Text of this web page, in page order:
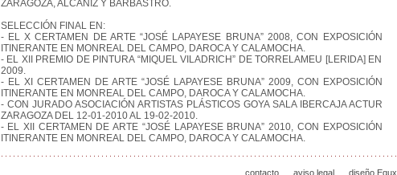
ZARAGOZA, ALCAÑIZ Y BARBASTRO.
SELECCIÓN FINAL EN:
- EL X CERTAMEN DE ARTE “JOSÉ LAPAYESE BRUNA” 2008, CON EXPOSICIÓN
ITINERANTE EN MONREAL DEL CAMPO, DAROCA Y CALAMOCHA.
- EL XII PREMIO DE PINTURA “MIQUEL VILADRICH” DE TORRELAMEU [LERIDA] EN
2009.
- EL XI CERTAMEN DE ARTE “JOSÉ LAPAYESE BRUNA” 2009, CON EXPOSICIÓN
ITINERANTE EN MONREAL DEL CAMPO, DAROCA Y CALAMOCHA.
- CON JURADO ASOCIACIÓN ARTISTAS PLÁSTICOS GOYA SALA IBERCAJA ACTUR
ZARAGOZA DEL 12-01-2010 AL 19-02-2010.
- EL XII CERTAMEN DE ARTE “JOSÉ LAPAYESE BRUNA” 2010, CON EXPOSICIÓN
ITINERANTE EN MONREAL DEL CAMPO, DAROCA Y CALAMOCHA.
contacto aviso legal diseño Equx